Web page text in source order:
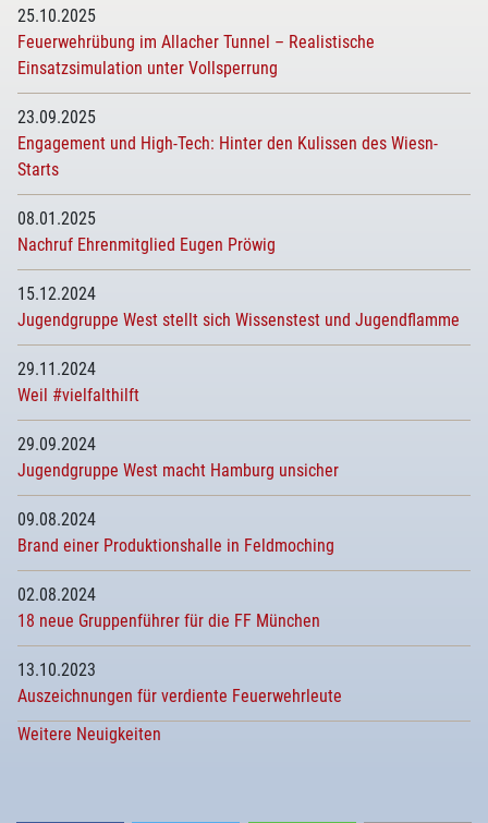
25.10.2025
Feuerwehrübung im Allacher Tunnel – Realistische
Einsatzsimulation unter Vollsperrung
23.09.2025
Engagement und High-Tech: Hinter den Kulissen des Wiesn-
Starts
08.01.2025
Nachruf Ehrenmitglied Eugen Pröwig
15.12.2024
Jugendgruppe West stellt sich Wissenstest und Jugendflamme
29.11.2024
Weil #vielfalthilft
29.09.2024
Jugendgruppe West macht Hamburg unsicher
09.08.2024
Brand einer Produktionshalle in Feldmoching
02.08.2024
18 neue Gruppenführer für die FF München
13.10.2023
Auszeichnungen für verdiente Feuerwehrleute
Weitere Neuigkeiten